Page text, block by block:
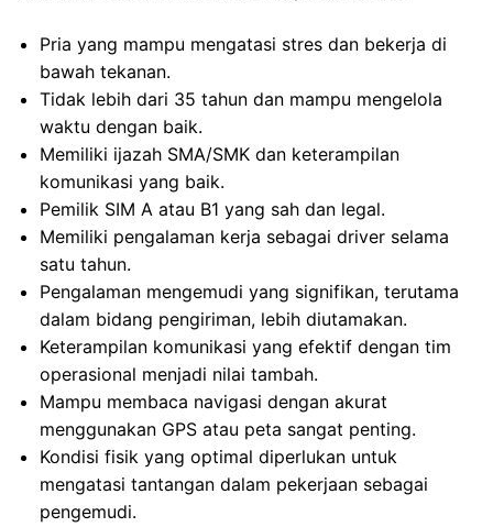
Pria yang mampu mengatasi stres dan bekerja di
bawah tekanan.
Tidak lebih dari 35 tahun dan mampu mengelola
waktu dengan baik.
Memiliki ijazah SMA/SMK dan keterampilan
komunikasi yang baik.
Pemilik SIM A atau B1 yang sah dan legal.
Memiliki pengalaman kerja sebagai driver selama
satu tahun.
Pengalaman mengemudi yang signifikan, terutama
dalam bidang pengiriman, lebih diutamakan.
Keterampilan komunikasi yang efektif dengan tim
operasional menjadi nilai tambah.
Mampu membaca navigasi dengan akurat
menggunakan GPS atau peta sangat penting.
Kondisi fisik yang optimal diperlukan untuk
mengatasi tantangan dalam pekerjaan sebagai
pengemudi.